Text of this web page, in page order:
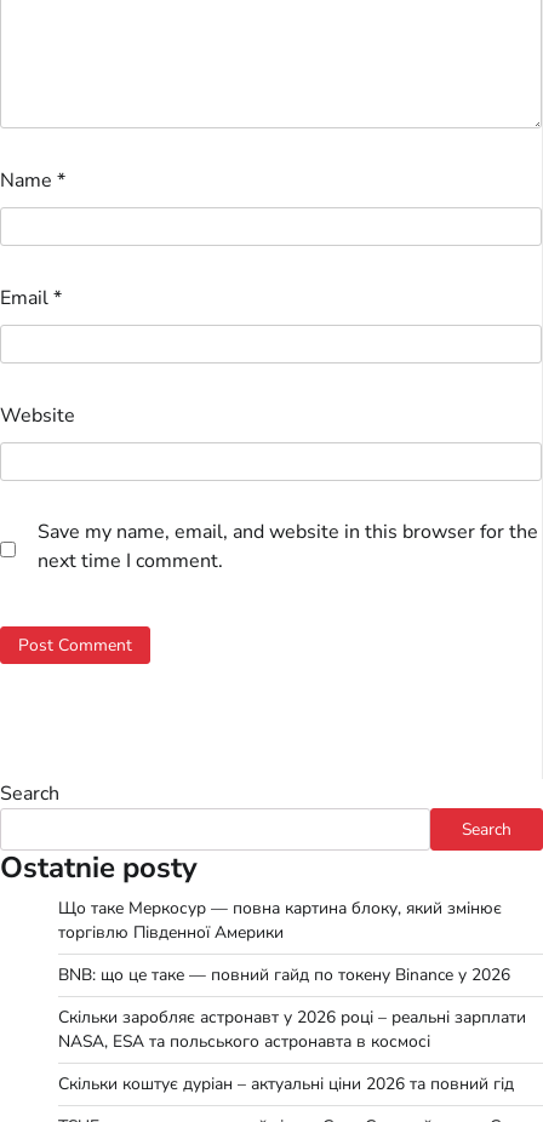
Name *
Email*
Website
Save my name, email, and website in this browser for the
next time I comment.
Search
Search
Ostatnie posty
Що таке Меркосур — повна картина блоку, який змінює
торгівлю Південної Америки
BNB: що це таке — повний гайд по токену Binance у 2026
Скільки заробляє астронавт у 2026 році – реальні зарплати
NASA, ESA та польського астронавта в космосі
Скільки коштує дуріан – актуальні ціни 2026 та повний гід